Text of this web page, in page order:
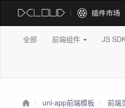
全部 前端组件 JS
uni-app前端模板 前端